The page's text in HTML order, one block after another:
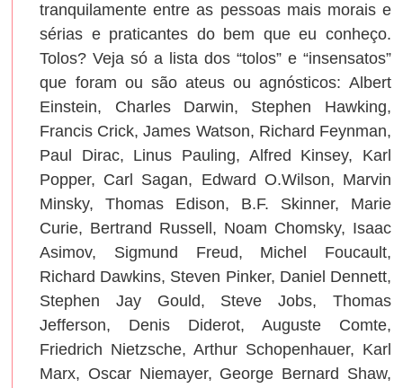
tranquilamente entre as pessoas mais morais e
sérias e praticantes do bem que eu conheço.
Tolos? Veja só a lista dos “tolos” e “insensatos”
que foram ou são ateus ou agnósticos: Albert
Einstein, Charles Darwin, Stephen Hawking,
Francis Crick, James Watson, Richard Feynman,
Paul Dirac, Linus Pauling, Alfred Kinsey, Karl
Popper, Carl Sagan, Edward O.Wilson, Marvin
Minsky, Thomas Edison, B.F. Skinner, Marie
Curie, Bertrand Russell, Noam Chomsky, Isaac
Asimov, Sigmund Freud, Michel Foucault,
Richard Dawkins, Steven Pinker, Daniel Dennett,
Stephen Jay Gould, Steve Jobs, Thomas
Jefferson, Denis Diderot, Auguste Comte,
Friedrich Nietzsche, Arthur Schopenhauer, Karl
Marx, Oscar Niemayer, George Bernard Shaw,